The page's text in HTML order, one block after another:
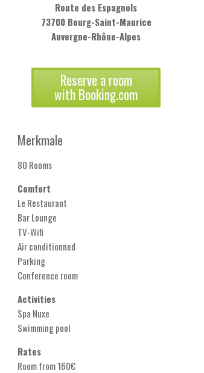
Route des Espagnols
73700 Bourg-Saint-Maurice
Auvergne-Rhône-Alpes
Reserve a room
with Booking.com
Merkmale
80 Rooms
Comfort
Le Restaurant
Bar Lounge
TV-Wifi
Air conditionned
Parking
Conference room
Activities
Spa Nuxe
Swimming pool
Rates
Room from 160€